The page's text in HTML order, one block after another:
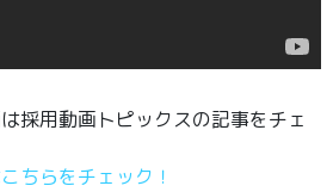
採用動画トピックスの記事をチェ
ちらをチェック！